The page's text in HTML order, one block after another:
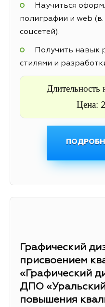
Научиться
полиграфии и web (в.
соцсетей).
Получить навык
стилями и
Длительность
Цена:
Графический
присвоением
«Графический
ДПО «Уральский
повышения